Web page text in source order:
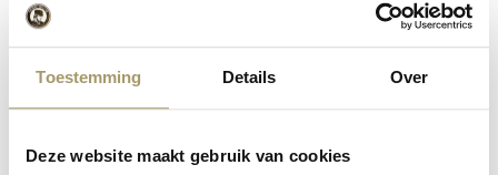
Toestemming Details Over
Deze website maakt gebruik van cookies
op weg.
We hopen dat je net zo enthousiast bent over dekaasletter
voor Sinterklaasals wij. Heb je vragen of wil je advies over
onze kazen? Neem dan gerust contact met ons op. Wij